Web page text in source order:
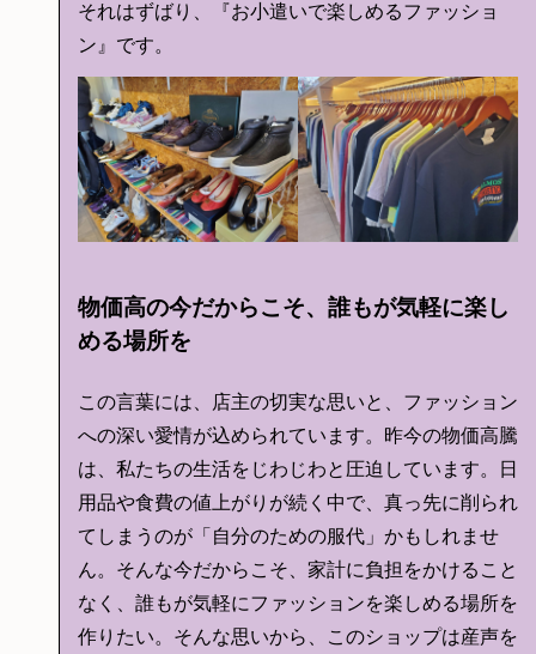
それはずばり、『お小遣いで楽しめるファッショ
ン』です。
物価高の今だからこそ、誰もが気軽に楽し
める場所を
この言葉には、店主の切実な思いと、ファッション
への深い愛情が込められています。昨今の物価高騰
は、私たちの生活をじわじわと圧迫しています。日
用品や食費の値上がりが続く中で、真っ先に削られ
てしまうのが「自分のための服代」かもしれませ
ん。そんな今だからこそ、家計に負担をかけること
なく、誰もが気軽にファッションを楽しめる場所を
作りたい。そんな思いから、このショップは産声を